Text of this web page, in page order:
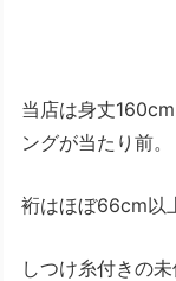
当店は身丈
ングが当たり前。
裄はほぼ66cm以
しつけ糸付きの未